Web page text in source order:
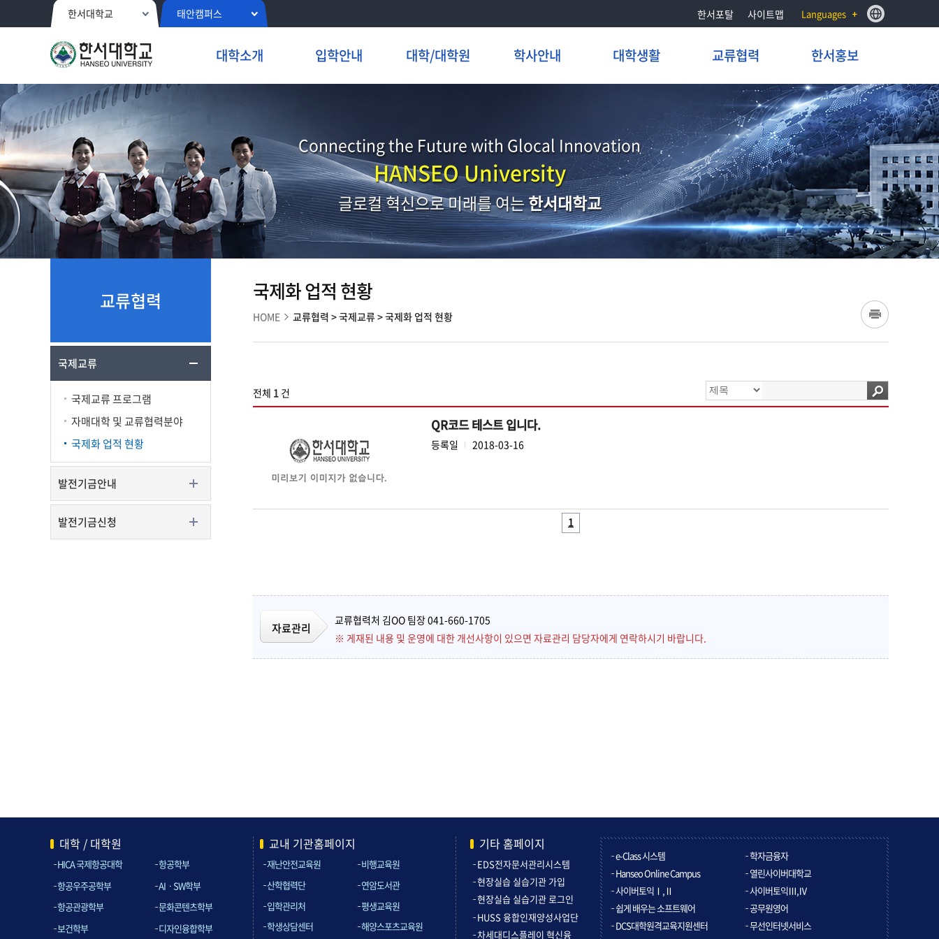
한서대학교 태안캠퍼스 한서포탈 사이트맵 Languages
대학소개 입학안내 대학/대학원 학사안내 대학생활 교류협력 한서홍보
Connecting the Future with Glocal Innovation
HANSEO University
글로컬 혁신으로 미래를 여는한서대학교
교류협력
국제교류
국제교류 프로그램
자매대학 및 교류협력분야
국제화 업적 현황
발전기금안내
발전기금신청
국제화 업적 현황
HOME 교류협력 >국제교류>국제화 업적 현황
전체 1 건
QR코드 테스트 입니다.
등록일 2018-03-16
1
자료관리
교류협력처 김OO 팀장 041-660-1705
※ 게재된 내용 및 운영에 대한 개선사항이 있으면 자료관리 담당자에게 연락하시기 바랍니다.
대학 / 대학원
HICA 국제항공대학
항공학부
항공우주공학부
AIㆍSW학부
항공관광학부
문화콘텐츠학부
보건학부
디자인융합학부
교내 기관홈페이지
재난안전교육원
비행교육원
산학협력단
연암도서관
입학관리처
평생교육원
학생상담센터
해양스포츠교육원
기타 홈페이지
EDS전자문서관리시스템
현장실습 실습기관 가입
현장실습 실습기관 로그인
HUSS 융합인재양성사업단
차세대디스플레이 혁신융
e-Class 시스템
학자금융자
Hanseo Online Campus
열린사이버대학교
사이버토익Ⅰ,Ⅱ
사이버토익Ⅲ,Ⅳ
쉽게 배우는 소프트웨어
공무원영어
DCS대학원격교육지원센터
무선인터넷서비스